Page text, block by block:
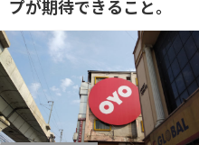
プが期待できること。